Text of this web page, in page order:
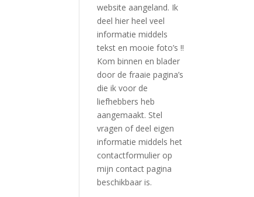
website aangeland. Ik
deel hier heel veel
informatie middels
tekst en mooie foto’s !!
Kom binnen en blader
door de fraaie pagina’s
die ik voor de
liefhebbers heb
aangemaakt. Stel
vragen of deel eigen
informatie middels het
contactformulier op
mijn contact pagina
beschikbaar is.